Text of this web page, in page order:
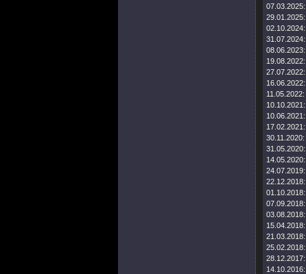
07.03.2025:
29.01.2025:
02.10.2024:
31.07.2024:
08.06.2023:
19.08.2022:
27.07.2022:
16.06.2022:
11.05.2022:
10.10.2021:
10.06.2021:
17.02.2021:
30.11.2020:
31.05.2020:
14.05.2020:
24.07.2019:
22.12.2018:
01.10.2018:
07.09.2018:
03.08.2018:
15.04.2018:
21.03.2018:
25.02.2018:
28.12.2017:
14.10.2016: